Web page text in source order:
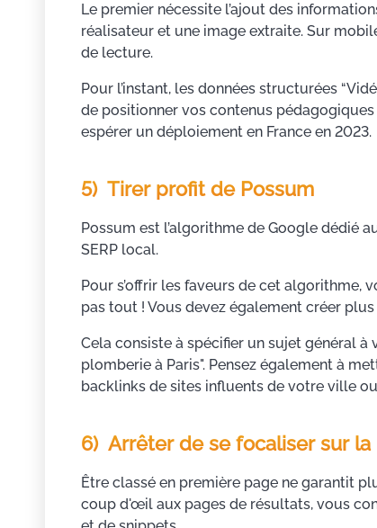
Le premier nécessite l’ajout des
réalisateur et une image extraite. Sur
de lecture.
Pour l’instant, les données structurées
de positionner vos contenus
espérer un déploiement en France en 2023.
5) Tirer profit de Possum
Possum est l’algorithme de Google dédié
SERP local.
Pour s’offrir les faveurs de cet algorithme,
pas tout ! Vous devez également créer
Cela consiste à spécifier un sujet général
plomberie à Paris". Pensez également à
backlinks de sites influents de votre ville
6) Arrêter de se focaliser sur la
Être classé en première page ne garantit
coup d'œil aux pages de résultats, vous